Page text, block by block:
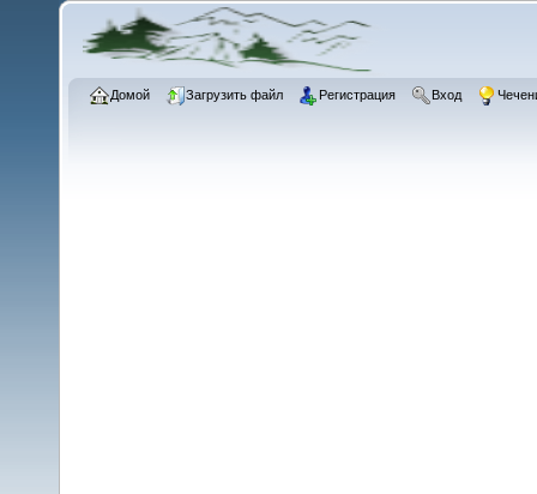
Домой Загрузить файл Регистрация Вход